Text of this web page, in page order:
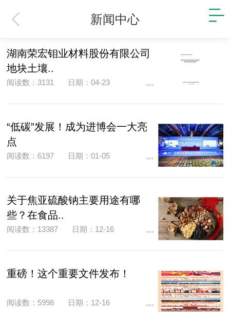
新闻中心
湖南荣宏钼业材料股份有限公司
地块土壤..
阅读数：3131 日期：04-23
“低碳”发展！成为进博会一大亮
点
阅读数：6197 日期：01-05
关于焦亚硫酸钠主要用途有哪
些？在食品..
阅读数：13387 日期：12-16
重磅！这个重要文件发布！
阅读数：5998 日期：12-16